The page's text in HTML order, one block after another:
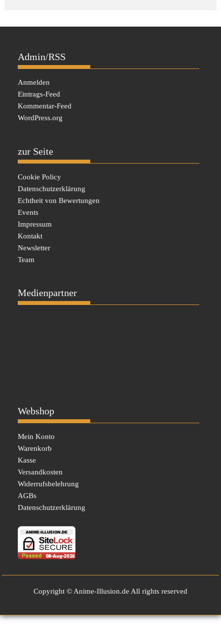
Admin/RSS
Anmelden
Eintrags-Feed
Kommentar-Feed
WordPress.org
zur Seite
Cookie Policy
Datenschutzerklärung
Echtheit von Bewertungen
Events
Impressum
Kontakt
Newsletter
Team
Medienpartner
Webshop
Mein Konto
Warenkorb
Kasse
Versandkosten
Widerrufsbelehrung
AGBs
Datenschutzerklärung
Copyright © Anime-Illusion.de All rights reserved